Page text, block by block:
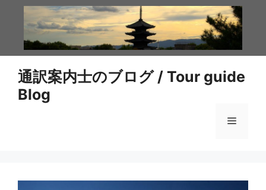
通訳案内士のブログ / Tour guide
Blog
メ